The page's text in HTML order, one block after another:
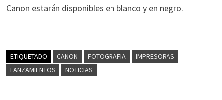
Canon estarán disponibles en blanco y en negro.
ETIQUETADO CANON FOTOGRAFIA
IMPRESORAS
LANZAMIENTOS
NOTICIAS